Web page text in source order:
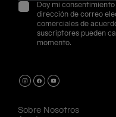
Doy mi
dirección de correo
comerciales de
suscriptores pueden
momento.
Sobre Nosotros